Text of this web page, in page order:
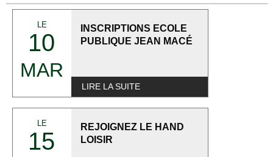
LE
10
MAR
INSCRIPTIONS ECOLE
PUBLIQUE JEAN MACÉ
LIRE LA SUITE
LE
15
REJOIGNEZ LE HAND
LOISIR